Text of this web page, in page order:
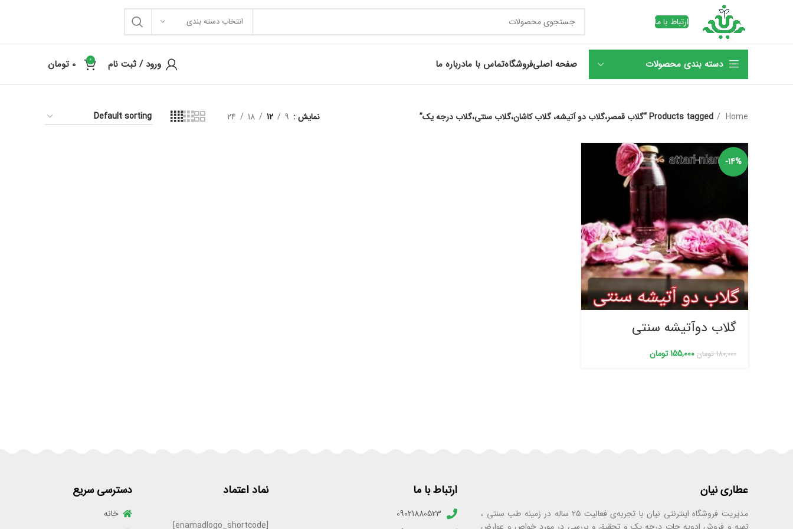
ارتباط با ما انتخاب دسته بندی
دسته بندی محصولات صفحه اصلیفروشگاهتماس با مادرباره ما ورود / ثبت نام 0
0 تومان
Home Products tagged “گلاب قمصر،گلاب دو آتیشه، گلاب کاشان،گلاب سنتی،گلاب درجه یک” نمایش 9
12
18
24
-14%
گلاب دوآتیشه سنتی
180,000 تومان 155,000تومان
عطاری نیان
مدیریت فروشگاه اینترنتی نیان با تجربه‌ی فعالیت ۲۵ ساله در زمینه طب سنتی ،
ارتباط با ما
09021880523
نماد اعتماد
[enamadlogo_shortcode]
دسترسی سریع
خانه